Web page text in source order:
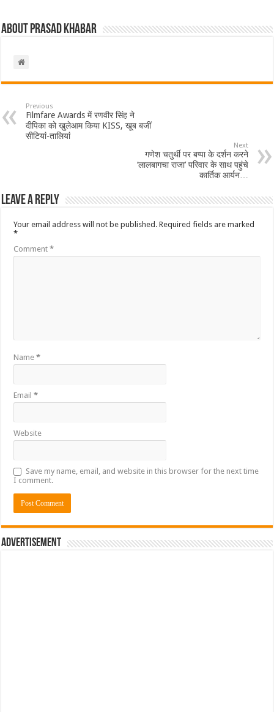
About Prasad Khabar
Previous
Filmfare Awards में रणवीर सिंह ने
दीपिका को खुलेआम किया KISS, खूब बजीं
सीटियां-तालियां
Next
गणेश चतुर्थी पर बप्पा के दर्शन करने
‘लालबागचा राजा’ परिवार के साथ पहुंचे
कार्तिक आर्यन…
Leave a Reply
Your email address will not be published. Required fields are marked
*
Comment*
Name*
Email*
Website
Save my name, email, and website in this browser for the next time
I comment.
Advertisement